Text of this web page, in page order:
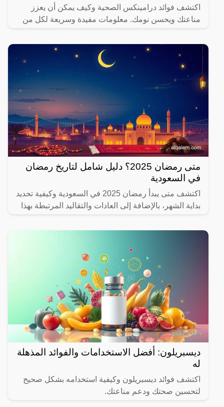
اكتشف فوائد درامينكس الصحية وكيف يمكن أن يعزز
مناعتك ويحسن نومك. معلومات مفيدة وسريعة لكل من
متى رمضان 2025؟ دليل شامل لتاريخ رمضان
في السعودية
اكتشف متى يبدأ رمضان 2025 في السعودية وكيفية تحديد
بداية الشهر، بالإضافة إلى العادات والتقاليد المرتبطة بهذا
ديسبريلون: أفضل الاستخدامات والفوائد المذهلة
له
اكتشف فوائد ديسبريلون وكيفية استخدامه بشكل صحيح
لتحسين صحتك ودعم مناعتك.